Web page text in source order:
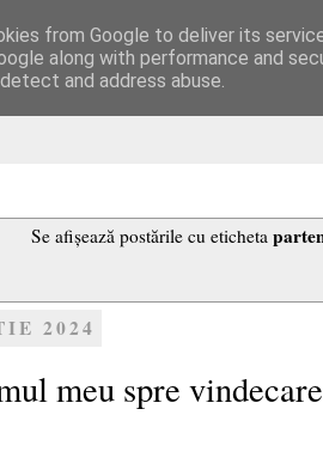
culinare
Se afișează postările cu eticheta
2024
meu spre vindecare
from Google to deliver its
along with performance and
and address abuse.